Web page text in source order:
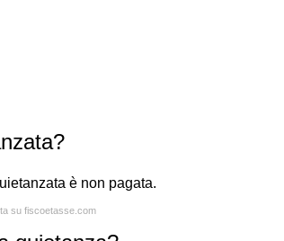
è non pagata.
su fiscoetasse.com